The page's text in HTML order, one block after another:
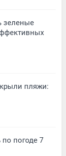
зеленые
пляжи:
погоде 7